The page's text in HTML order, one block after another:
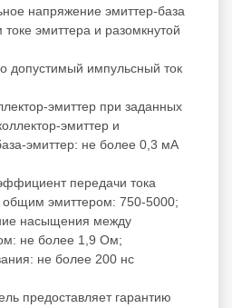
напряжение эмиттер-база
эмиттера и разомкнутой
допустимый импульсный ток
эмиттер при заданных
эмиттер и
эмиттер: не более 0,3 мА
передачи тока
общим эмиттером: 750-5000;
насыщения между
не более 1,9 Ом;
не более 200 нс
предоставляет гарантию